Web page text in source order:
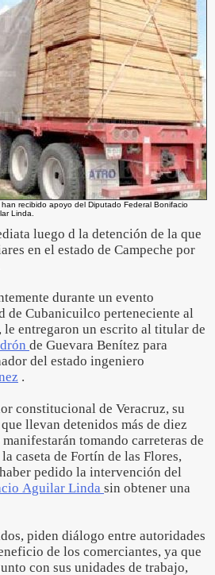
han recibido apoyo del Diputado Federal Bonifacio
Linda.
luego d la detención de la que
en el estado de Campeche por
durante un evento
de Cubanicuilco perteneciente al
entregaron un escrito al titular de
de Guevara Benítez para
del estado ingeniero
.
constitucional de Veracruz, su
llevan detenidos más de diez
manifestarán tomando carreteras de
caseta de Fortín de las Flores,
pedido la intervención del
Aguilar Linda sin obtener una
piden diálogo entre autoridades
de los comerciantes, ya que
con sus unidades de trabajo,